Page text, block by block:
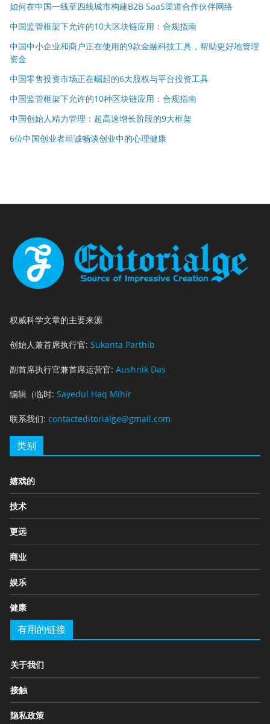
如何在中国一线至四线城市构建B2B SaaS渠道合作伙伴网络
中国监管框架下允许的10大区块链应用：合规指南
中国中小企业和商户正在使用的9款金融科技工具，帮助更好地管理
资金
中国零售投资市场正在崛起的6大股权与平台投资工具
中国监管框架下允许的10种区块链应用：合规指南
中国创始人精力管理：超高速增长阶段的9大框架
6位中国创业者坦诚畅谈创业中的心理健康
权威科学文章的主要来源
创始人兼首席执行官: Sukanta Parthib
副首席执行官兼首席运营官: Aushnik Das
编辑（临时: Sayedul Haq Mihir
联系我们: contacteditorialge@gmail.com
类别
嬉戏的
技术
更远
商业
娱乐
健康
有用的链接
关于我们
接触
隐私政策